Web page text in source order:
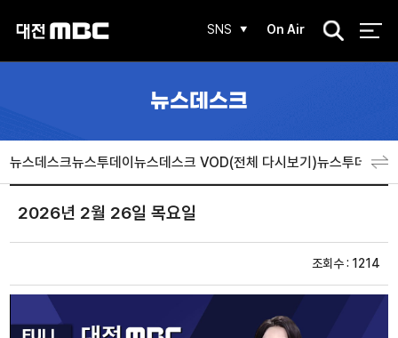
SNS On Air
검
뉴스데스크
뉴스데스크뉴스투데이뉴스데스크 VOD(전체 다시보기)뉴스투데이
2026년 2월 26일 목요일
조회수 : 1214